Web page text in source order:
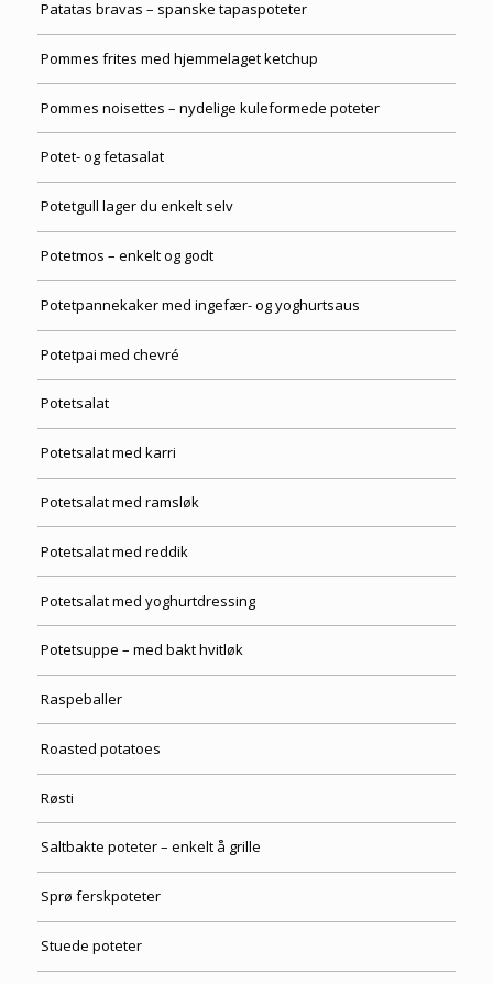
Patatas bravas – spanske tapaspoteter
Pommes frites med hjemmelaget ketchup
Pommes noisettes – nydelige kuleformede poteter
Potet- og fetasalat
Potetgull lager du enkelt selv
Potetmos – enkelt og godt
Potetpannekaker med ingefær- og yoghurtsaus
Potetpai med chevré
Potetsalat
Potetsalat med karri
Potetsalat med ramsløk
Potetsalat med reddik
Potetsalat med yoghurtdressing
Potetsuppe – med bakt hvitløk
Raspeballer
Roasted potatoes
Røsti
Saltbakte poteter – enkelt å grille
Sprø ferskpoteter
Stuede poteter